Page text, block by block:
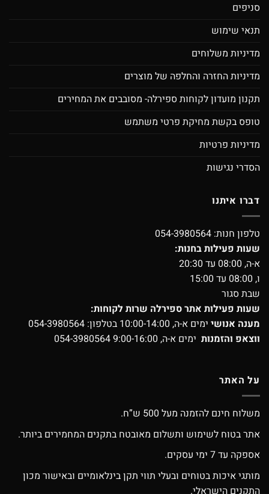
סניפים
תנאי שימוש
מדיניות משלוחים
מדיניות החזרה והחלפה של מוצרים
תקנון מועדון לקוחות ספירלה- מסובבים את המחירים
טופס בקשת מחיקת פרטי משתמש
מדיניות פרטיות
הסדרי נגישות
דברו איתנו
טלפון חנות: 054-3980564
שעות פעילות בחנות:
א-ה, 08:00 עד 20:30
ו, 08:00 עד 15:00
שבת סגור
שעות פעילות אתר ספירלה שרות לקוחות:
מענה אנושי ימים א-ה, 10:00-14:00 בטלפון:
054-3980564
ווצאפ והזמנות ימים א-ה, 9:00-16:00 054-3980564
על האתר
משלוח חינם להזמנה מעל 500 ש”ח.
אתר בטוח לשימוש ותשלום מאובטח בתקנים המחמירים ביותר.
אספקה עד 7 ימי עסקים.
מותגי איכות בטוחים ובעלי תווי תקן בינלאומיים ובאישור מכון
התקנים הישראלי.